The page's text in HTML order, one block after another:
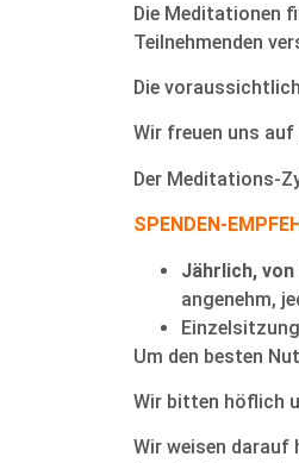
Die Meditationen
Teilnehmenden
Die
Wir freuen uns auf
Der Meditations-
SPENDEN-
Jährlich, von
angenehm,
Um den besten
Wir bitten höflich
Wir weisen